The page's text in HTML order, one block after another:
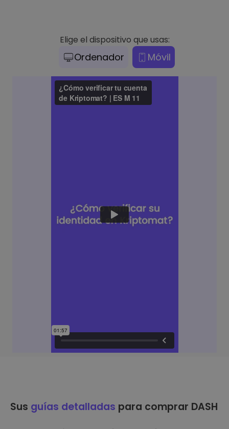
Elige el dispositivo que usas:
Ordenador Móvil
Sus guías detalladas para comprar DASH